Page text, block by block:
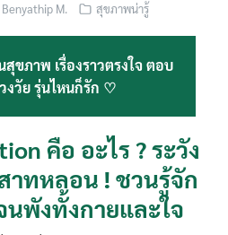
Benyathip M. สุขภาพน่ารู้
ขภาพ เรื่องราวตรงใจ ตอบ
งวัย รุ่นไหนก็รัก ♡
คือ อะไร ? ระวัง
าทหลอน ! ชวนรู้จัก
พังทั้งกายและใจ